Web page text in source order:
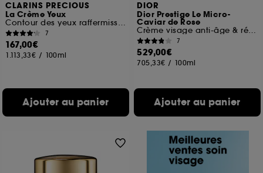
CLARINS PRECIOUS
La Crème Yeux
Contour des yeux raffermissant
7
167,00€
1.113,33€ / 100ml
Ajouter au panier
DIOR
Dior Prestige Le Micro-
Caviar de Rose
Crème visage anti-âge & réparation
7
529,00€
705,33€ / 100ml
Ajouter au panier